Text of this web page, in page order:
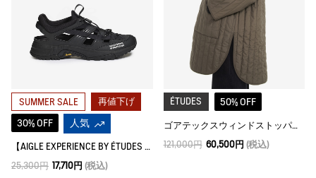
SUMMER SALE 再値下げ
30% OFF 人気
【AIGLE EXPERIENCE BY ÉTUDES STUDIO】 パリオット スニーカー
25,300円 17,710円 (税込)
ÉTUDES 50% OFF
ゴアテックスウィンドストッパー® インサレーションジャケット
121,000円 60,500円 (税込)